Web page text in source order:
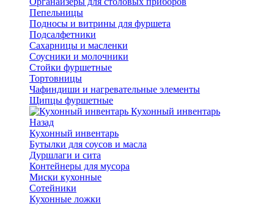
Пепельницы
Подносы и витрины для фуршета
Подсалфетники
Сахарницы и масленки
Соусники и молочники
Стойки фуршетные
Тортовницы
Чафиндиши и нагревательные элементы
Щипцы фуршетные
Кухонный инвентарь
Назад
Кухонный инвентарь
Бутылки для соусов и масла
Дуршлаги и сита
Контейнеры для мусора
Миски кухонные
Сотейники
Кухонные ложки